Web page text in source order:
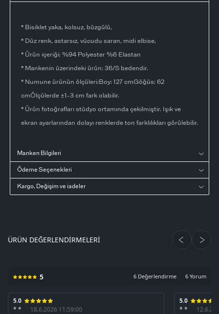
* Bisiklet yaka, kolsuz, büzgülü,
* Düz renk, astarsız, vücudu saran, midi elbise,
* Ürün içeriği: %94 Polyester %6 Elastan
* Mankenin üzerindeki ürün: 36/S bedendir.
* Numune ürünün ölçüleri:Boy: 127 cmGöğüs: 62
cmÖlçülerde ±1-3 cm fark olabilir.
* Ürün fotoğrafları stüdyo ortamında çekilmiştir. Işık ve
ekran ayarlarından dolayı renklerde ton farklılıkları görülebilir.
Manken Bilgileri
Ödeme Seçenekleri
Kargo, Değişim ve iadeler
ÜRÜN DEĞERLENDIRMELERI
5 6 Değerlendirme 6 Yorum
5.0
* *
18.6.2026 11:59:00
5.0
* *